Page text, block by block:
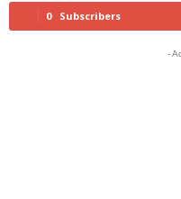
0 Subscribers
-